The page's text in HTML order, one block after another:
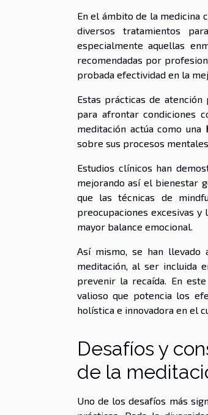
En el ámbito de la medicina
diversos tratamientos
especialmente aquellas
recomendadas por
probada efectividad en la
Estas prácticas de
para afrontar condiciones
meditación actúa como una
sobre sus procesos
Estudios clínicos han
mejorando así el bienestar
que las técnicas de
preocupaciones excesivas
mayor balance emocional.
Así mismo, se han llevado
meditación, al ser incluida
prevenir la recaída. En
valioso que potencia los
holística e innovadora en el
Desafíos y
de la
Uno de los desafíos más